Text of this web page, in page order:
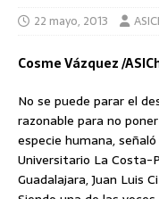
22 mayo, 2013
Cosme Vázquez /
No se puede parar el
razonable para no
especie humana,
Universitario La Costa-
Guadalajara, Juan Luis